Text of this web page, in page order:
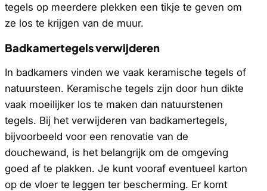
tegels op meerdere plekken een tikje te geven om
ze los te krijgen van de muur.
Badkamertegels verwijderen
In badkamers vinden we vaak keramische tegels of
natuursteen. Keramische tegels zijn door hun dikte
vaak moeilijker los te maken dan natuurstenen
tegels. Bij het verwijderen van badkamertegels,
bijvoorbeeld voor een renovatie van de
douchewand, is het belangrijk om de omgeving
goed af te plakken. Je kunt vooraf eventueel karton
op de vloer te leggen ter bescherming. Er komt